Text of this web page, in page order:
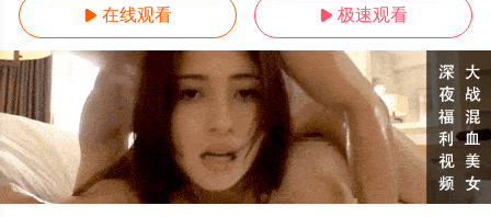
 在线观看  极速观看